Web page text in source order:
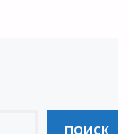
ПОИСК